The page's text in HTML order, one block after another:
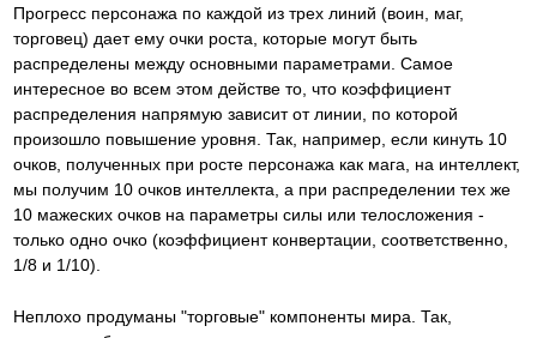
Прогресс персонажа по каждой из трех линий (воин, маг,
торговец) дает ему очки роста, которые могут быть
распределены между основными параметрами. Самое
интересное во всем этом действе то, что коэффициент
распределения напрямую зависит от линии, по которой
произошло повышение уровня. Так, например, если кинуть 10
очков, полученных при росте персонажа как мага, на интеллект,
мы получим 10 очков интеллекта, а при распределении тех же
10 мажеских очков на параметры силы или телосложения -
только одно очко (коэффициент конвертации, соответственно,
1/8 и 1/10).
Неплохо продуманы "торговые" компоненты мира. Так,